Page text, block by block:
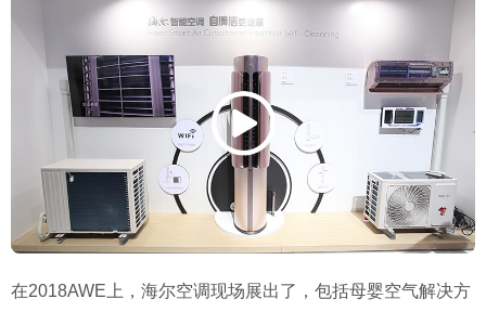
在2018AWE上，海尔空调现场展出了，包括母婴空气解决方